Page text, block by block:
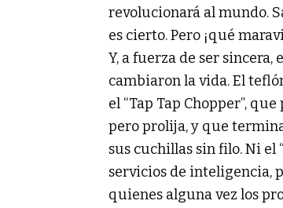
revolucionará al mundo.
es cierto. Pero ¡qué
Y, a fuerza de ser sincera,
cambiaron la vida. El
el “Tap Tap Chopper”,
pero prolija, y que
sus cuchillas sin filo. Ni el
servicios de inteligencia,
quienes alguna vez los